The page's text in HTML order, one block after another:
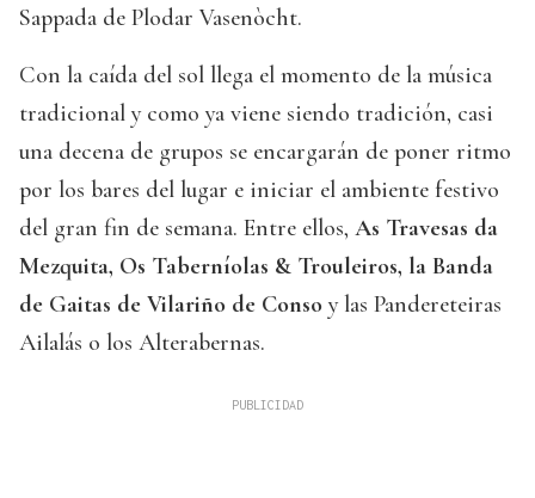
Sappada de Plodar Vasenòcht.
Con la caída del sol llega el momento de la música
tradicional y como ya viene siendo tradición, casi
una decena de grupos se encargarán de poner ritmo
por los bares del lugar e iniciar el ambiente festivo
del gran fin de semana. Entre ellos, As Travesas da
Mezquita, Os Taberníolas & Trouleiros, la Banda
de Gaitas de Vilariño de Conso y las Pandereteiras
Ailalás o los Alterabernas.